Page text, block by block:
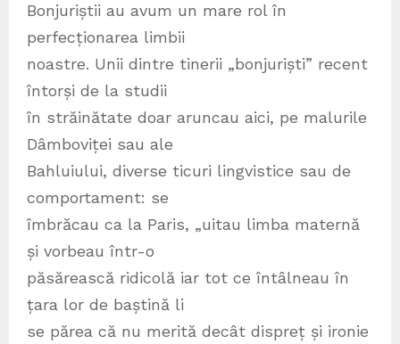
Bonjuriștii au avum un mare rol în
perfecționarea limbii
noastre. Unii dintre tinerii „bonjuriști” recent
întorși de la studii
în străinătate doar aruncau aici, pe malurile
Dâmboviței sau ale
Bahluiului, diverse ticuri lingvistice sau de
comportament: se
îmbrăcau ca la Paris, „uitau limba maternă
și vorbeau într-o
păsărească ridicolă iar tot ce întâlneau în
țara lor de baștină li
se părea că nu merită decât dispreț și ironie